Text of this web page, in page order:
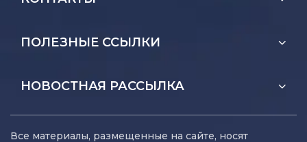
ПОЛЕЗНЫЕ ССЫЛКИ
НОВОСТНАЯ РАССЫЛКА
Все материалы, размещенные на сайте, носят